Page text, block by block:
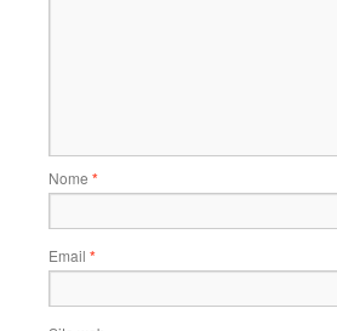
Nome *
Email *